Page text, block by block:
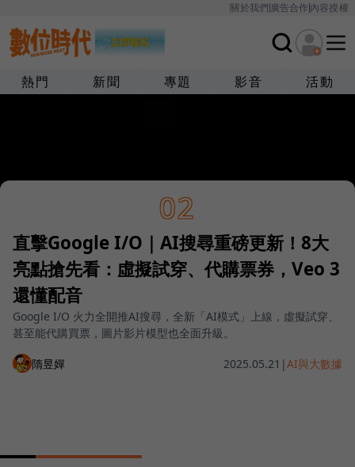
關於我們廣告合作內容授權
熱門 新聞 專題 影音 活動
02
直擊Google I/O｜AI搜尋重磅更新！8大
亮點搶先看：虛擬試穿、代購票券，Veo 3
還懂配音
Google I/O 火力全開推AI搜尋，全新「AI模式」上線，虛擬試穿、
甚至能代購買票，圖片影片模型也全面升級。
隋昱嬋 2025.05.21 |AI與大數據